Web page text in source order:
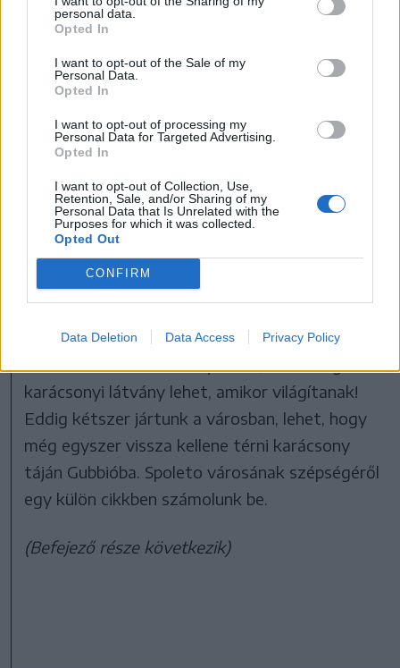
personal data.
Opted In
I want to opt-out of the Sale of my
Personal Data.
Opted In
I want to opt-out of processing my
Personal Data for Targeted Advertising.
Opted In
I want to opt-out of Collection, Use,
Retention, Sale, and/or Sharing of my
Personal Data that Is Unrelated with the
Purposes for which it was collected.
Opted Out
CONFIRM
Data Deletion Data Access Privacy Policy
városban, s környékén, a színház romjai a Kr. u.
őrzi az emlékeket, mozaikokat. Fantasztikus
látvány esti fényben a völgyben épült színház
romjaitól feltekinteni a kivilágított városra, s
valahol a magasságban fénylő bazilikára! E kép
a filmsorozatban is többször megjelenik.
Apropó, világítás! A világ legnagyobb
karácsonyfáját Gubbióban „állítják”. Az Ingino-
hegy lejtőjén 800 lámpa formáz egy 750 méter
napsütésben az ösvényen felfelé kaptatva
karácsonyi látvány lehet, amikor világítanak!
Eddig kétszer jártunk a városban, lehet, hogy
még egyszer vissza kellene térni karácsony
táján Gubbióba. Spoleto városának szépségéről
egy külön cikkben számolunk be.
(Befejező része következik)